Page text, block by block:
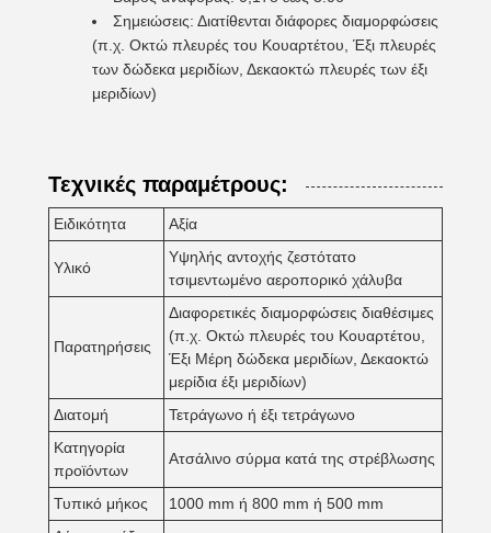
Σημειώσεις: Διατίθενται διάφορες διαμορφώσεις
(π.χ. Οκτώ πλευρές του Κουαρτέτου, Έξι πλευρές
των δώδεκα μεριδίων, Δεκαοκτώ πλευρές των έξι
μεριδίων)
Τεχνικές παραμέτρους:
Ειδικότητα Αξία
Υλικό
Υψηλής αντοχής ζεστότατο
τσιμεντωμένο αεροπορικό χάλυβα
Παρατηρήσεις
Διαφορετικές διαμορφώσεις διαθέσιμες
(π.χ. Οκτώ πλευρές του Κουαρτέτου,
Έξι Μέρη δώδεκα μεριδίων, Δεκαοκτώ
μερίδια έξι μεριδίων)
Διατομή
Τετράγωνο ή έξι τετράγωνο
Κατηγορία
προϊόντων
Ατσάλινο σύρμα κατά της στρέβλωσης
Τυπικό μήκος
1000 mm ή 800 mm ή 500 mm